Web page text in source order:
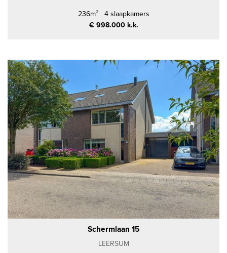
236m² 4 slaapkamers
€ 998.000 k.k.
Schermlaan 15
LEERSUM